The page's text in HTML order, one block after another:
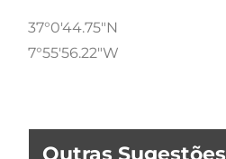
37°0'44.75"N
7°55'56.22"W
Outras Sugestões